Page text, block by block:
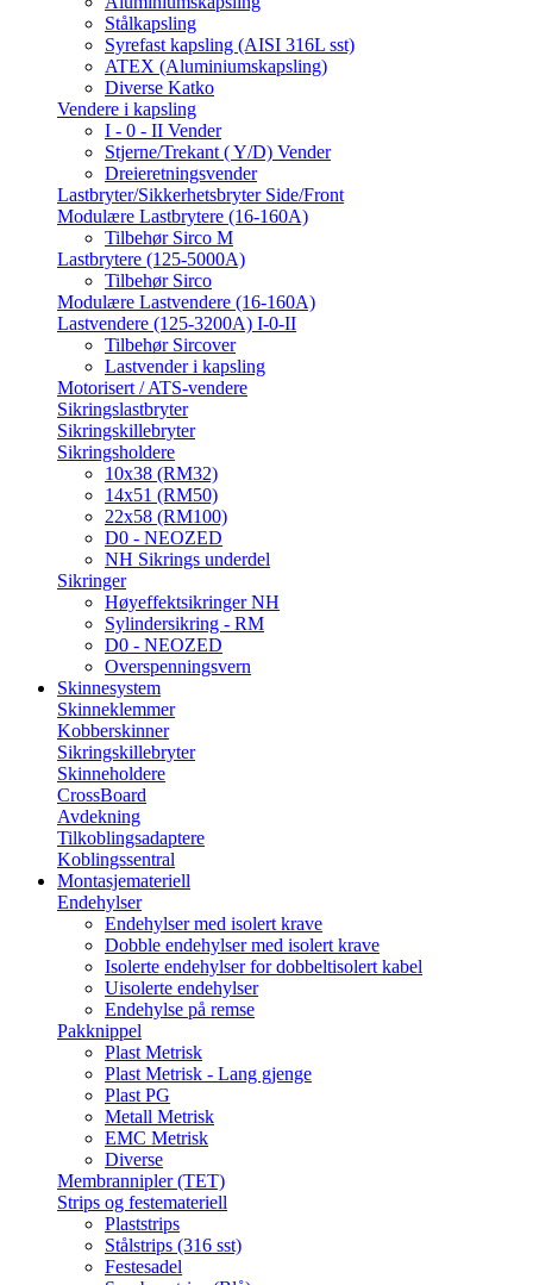
Stålkapsling
Syrefast kapsling (AISI 316L sst)
ATEX (Aluminiumskapsling)
Diverse Katko
Vendere i kapsling
I - 0 - II Vender
Stjerne/Trekant ( Y/D) Vender
Dreieretningsvender
Lastbryter/Sikkerhetsbryter Side/Front
Modulære Lastbrytere (16-160A)
Tilbehør Sirco M
Lastbrytere (125-5000A)
Tilbehør Sirco
Modulære Lastvendere (16-160A)
Lastvendere (125-3200A) I-0-II
Tilbehør Sircover
Lastvender i kapsling
Motorisert / ATS-vendere
Sikringslastbryter
Sikringskillebryter
Sikringsholdere
10x38 (RM32)
14x51 (RM50)
22x58 (RM100)
D0 - NEOZED
NH Sikrings underdel
Sikringer
Høyeffektsikringer NH
Sylindersikring - RM
D0 - NEOZED
Overspenningsvern
Skinnesystem
Skinneklemmer
Kobberskinner
Sikringskillebryter
Skinneholdere
CrossBoard
Avdekning
Tilkoblingsadaptere
Koblingssentral
Montasjemateriell
Endehylser
Endehylser med isolert krave
Dobble endehylser med isolert krave
Isolerte endehylser for dobbeltisolert kabel
Uisolerte endehylser
Endehylse på remse
Pakknippel
Plast Metrisk
Plast Metrisk - Lang gjenge
Plast PG
Metall Metrisk
EMC Metrisk
Diverse
Membrannipler (TET)
Strips og festemateriell
Plaststrips
Stålstrips (316 sst)
Festesadel